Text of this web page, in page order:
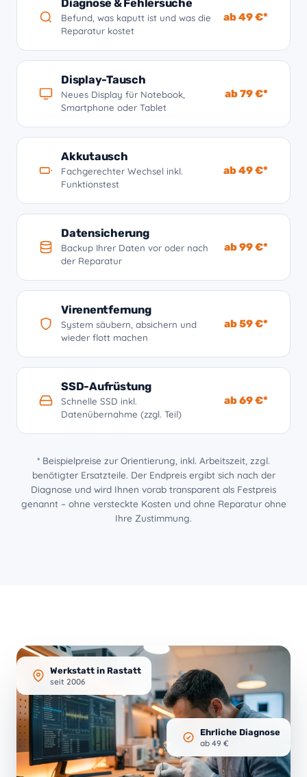
Diagnose & Fehlersuche
Befund, was kaputt ist und was die
Reparatur kostet
ab 49 €*
Display-Tausch
Neues Display für Notebook,
Smartphone oder Tablet
ab 79 €*
Akkutausch
Fachgerechter Wechsel inkl.
Funktionstest
ab 49 €*
Datensicherung
Backup Ihrer Daten vor oder nach
der Reparatur
ab 99 €*
Virenentfernung
System säubern, absichern und
wieder flott machen
ab 59 €*
SSD-Aufrüstung
Schnelle SSD inkl.
Datenübernahme (zzgl. Teil)
ab 69 €*
* Beispielpreise zur Orientierung, inkl. Arbeitszeit, zzgl.
benötigter Ersatzteile. Der Endpreis ergibt sich nach der
Diagnose und wird Ihnen vorab transparent als Festpreis
genannt – ohne versteckte Kosten und ohne Reparatur ohne
Ihre Zustimmung.
Werkstatt in Rastatt
seit 2006
Ehrliche Diagnose
ab 49 €